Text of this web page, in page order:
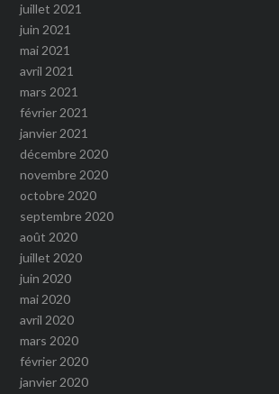
juillet 2021
juin 2021
mai 2021
avril 2021
mars 2021
février 2021
janvier 2021
décembre 2020
novembre 2020
octobre 2020
septembre 2020
août 2020
juillet 2020
juin 2020
mai 2020
avril 2020
mars 2020
février 2020
janvier 2020